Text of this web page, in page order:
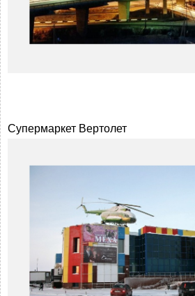
Супермаркет Вертолет